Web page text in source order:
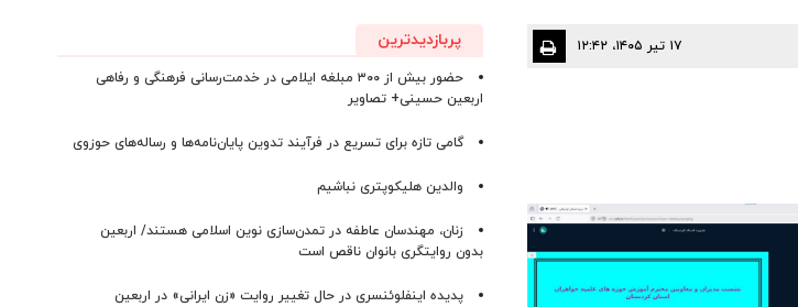
۱۷ تیر ۱۴۰۵، ۱۲:۴۲ پربازدیدترین
حضور بیش از ۳۰۰ مبلغه ایلامی در خدمت‌رسانی فرهنگی و رفاهی
اربعین حسینی+ تصاویر
گامی تازه برای تسریع در فرآیند تدوین پایان‌نامه‌ها و رساله‌های حوزوی
والدین هلیکوپتری نباشیم
زنان، مهندسان عاطفه در تمدن‌سازی نوین اسلامی هستند/ اربعین
بدون روایتگری بانوان ناقص است
پدیده اینفلوئنسری در حال تغییر روایت «زن ایرانی» در اربعین